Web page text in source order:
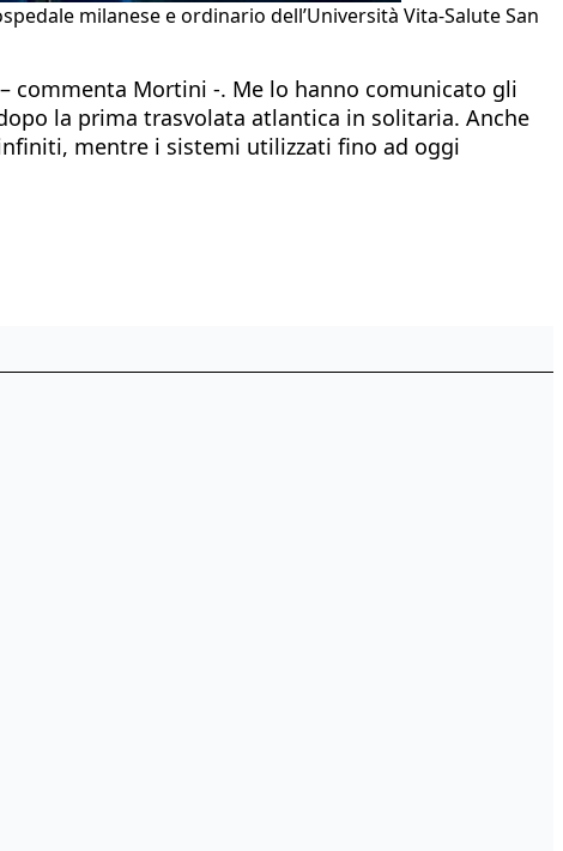
milanese e ordinario dell’Università Vita-Salute San
commenta Mortini -. Me lo hanno comunicato gli
la prima trasvolata atlantica in solitaria. Anche
mentre i sistemi utilizzati fino ad oggi